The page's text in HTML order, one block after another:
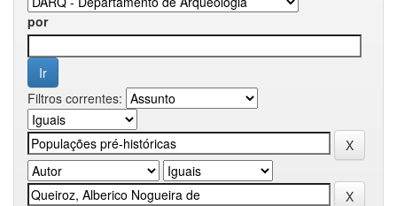
por
Filtros correntes: